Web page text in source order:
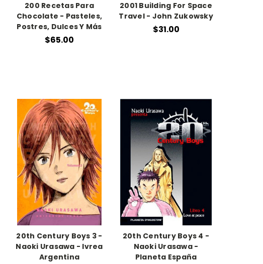
200 Recetas Para
Chocolate - Pasteles,
Postres, Dulces Y Más
$65.00
2001 Building For Space
Travel - John Zukowsky
$31.00
20th Century Boys 3 -
Naoki Urasawa - Ivrea
Argentina
20th Century Boys 4 -
Naoki Urasawa -
Planeta España